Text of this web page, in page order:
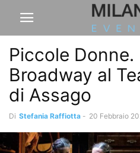
Piccole
Broadway al
di Assago
Di Stefania Raffiotta - 20 Febbraio